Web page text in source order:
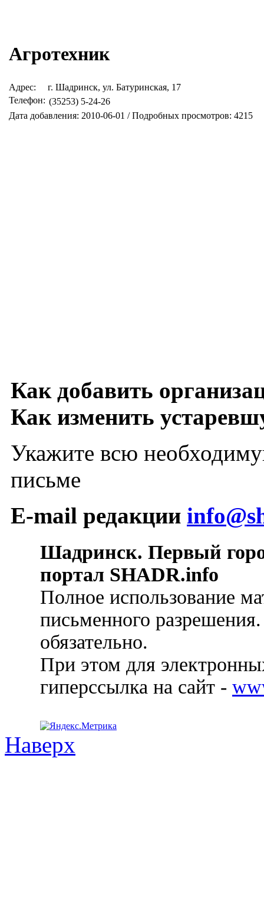
Агротехник
Адрес:
г. Шадринск, ул. Батуринская, 17
Телефон: (35253) 5-24-26
Дата добавления: 2010-06-01 / Подробных просмотров: 4215
Как добавить
Как изменить
Укажите всю
письме
E-mail редакции
Шадринск. Первый
портал SHADR.info
Полное использование
письменного
обязательно.
При этом для
гиперссылка на сайт -
Наверх